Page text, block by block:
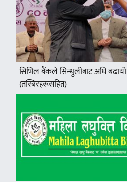
सिभिल बैंकले सिन्धुलीबाट अघि बढायो
(तस्बिरहरूसहित)